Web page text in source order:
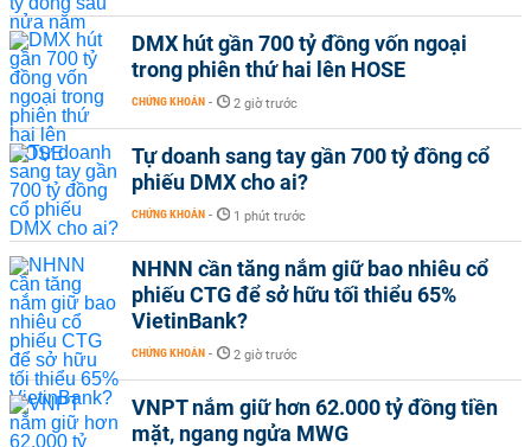
DMX hút gần 700 tỷ đồng vốn ngoại
trong phiên thứ hai lên HOSE
CHỨNG KHOÁN - 2 giờ trước
Tự doanh sang tay gần 700 tỷ đồng cổ
phiếu DMX cho ai?
CHỨNG KHOÁN - 1 phút trước
NHNN cần tăng nắm giữ bao nhiêu cổ
phiếu CTG để sở hữu tối thiểu 65%
VietinBank?
CHỨNG KHOÁN - 2 giờ trước
VNPT nắm giữ hơn 62.000 tỷ đồng tiền
mặt, ngang ngửa MWG